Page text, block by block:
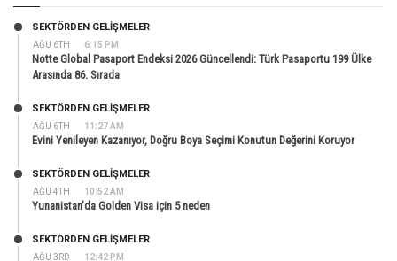
AĞU 6TH 6:15 PM
SEKTÖRDEN GELIŞMELER
Notte Global Pasaport Endeksi 2026 Güncellendi: Türk Pasaportu 199 Ülke
Arasında 86. Sırada
AĞU 6TH 11:27 AM
SEKTÖRDEN GELIŞMELER
Evini Yenileyen Kazanıyor, Doğru Boya Seçimi Konutun Değerini Koruyor
AĞU 4TH 10:52 AM
SEKTÖRDEN GELIŞMELER
Yunanistan’da Golden Visa için 5 neden
AĞU 3RD 12:42 PM
SEKTÖRDEN GELIŞMELER